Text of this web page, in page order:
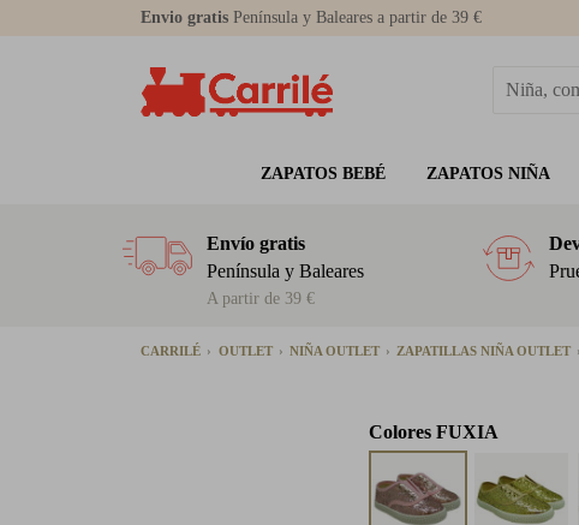
Envio gratis Península y Baleares a partir de 39 €
ZAPATOS BEBÉ ZAPATOS NIÑA
Envío gratis
Península y Baleares
A partir de 39 €
CARRILÉ OUTLET NIÑA OUTLET ZAPATILLAS NIÑA OUTLET
Colores FUXIA